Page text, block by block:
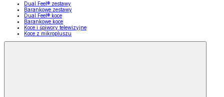
Dual Feel® zestawy
Barankowe zestawy
Dual Feel® koce
Barankowe koce
Koce i śpiwory telewizyjne
Koce z mikropluszu